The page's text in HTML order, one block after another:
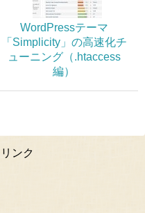
WordPressテーマ
「Simplicity」の高速化チ
ューニング（.htaccess
編）
ンク